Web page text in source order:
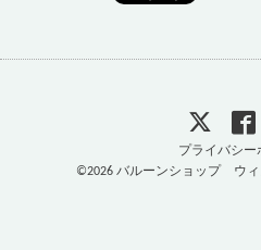
プライバシー
©2026 バルーンショップ ウィ